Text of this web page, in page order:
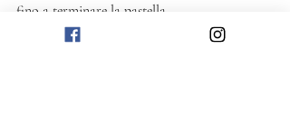
fino a terminare la pastella.